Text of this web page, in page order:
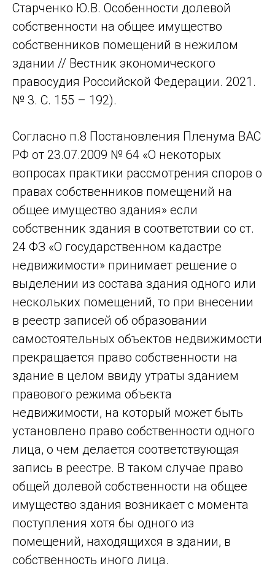
Старченко Ю.В. Особенности долевой
собственности на общее имущество
собственников помещений в нежилом
здании // Вестник экономического
правосудия Российской Федерации. 2021.
№ 3. С. 155 – 192).
Согласно п.8 Постановления Пленума ВАС
РФ от 23.07.2009 № 64 «О некоторых
вопросах практики рассмотрения споров о
правах собственников помещений на
общее имущество здания» если
собственник здания в соответствии со ст.
24 ФЗ «О государственном кадастре
недвижимости» принимает решение о
выделении из состава здания одного или
нескольких помещений, то при внесении
в реестр записей об образовании
самостоятельных объектов недвижимости
прекращается право собственности на
здание в целом ввиду утраты зданием
правового режима объекта
недвижимости, на который может быть
установлено право собственности одного
лица, о чем делается соответствующая
запись в реестре. В таком случае право
общей долевой собственности на общее
имущество здания возникает с момента
поступления хотя бы одного из
помещений, находящихся в здании, в
собственность иного лица.